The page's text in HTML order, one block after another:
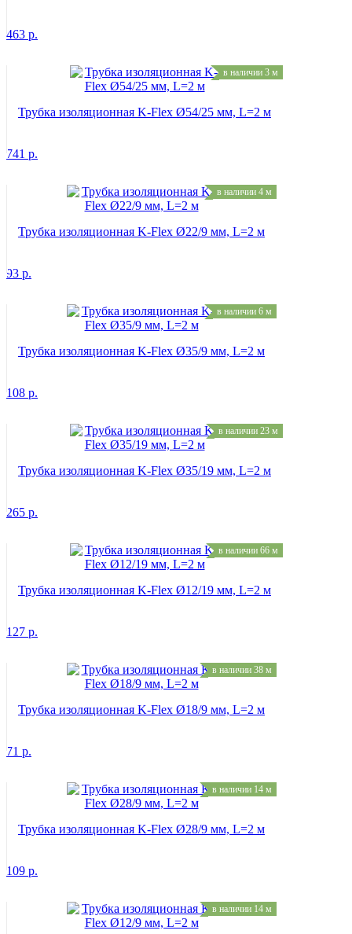
463 р.
в наличии 3 м
Трубка изоляционная K-Flex Ø54/25 мм, L=2 м
741 р.
в наличии 4 м
Трубка изоляционная K-Flex Ø22/9 мм, L=2 м
93 р.
в наличии 6 м
Трубка изоляционная K-Flex Ø35/9 мм, L=2 м
108 р.
в наличии 23 м
Трубка изоляционная K-Flex Ø35/19 мм, L=2 м
265 р.
в наличии 66 м
Трубка изоляционная K-Flex Ø12/19 мм, L=2 м
127 р.
в наличии 38 м
Трубка изоляционная K-Flex Ø18/9 мм, L=2 м
71 р.
в наличии 14 м
Трубка изоляционная K-Flex Ø28/9 мм, L=2 м
109 р.
в наличии 14 м